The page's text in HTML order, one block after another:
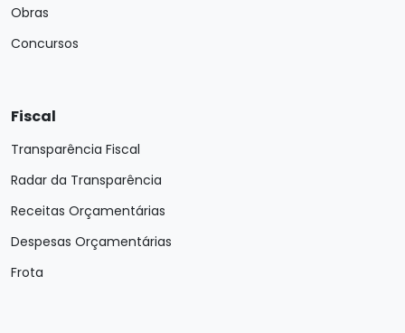
Obras
Concursos
Fiscal
Transparência Fiscal
Radar da Transparência
Receitas Orçamentárias
Despesas Orçamentárias
Frota